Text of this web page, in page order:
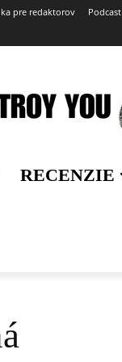
pre redaktorov Podcast
RECENZIE